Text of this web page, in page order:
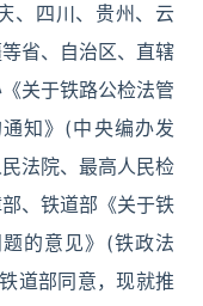
、四川、贵州、云
省、自治区、直辖
关于铁路公检法管
知》(中央编办发
法院、最高人民检
、铁道部《关于铁
的意见》(铁政法
道部同意，现就推